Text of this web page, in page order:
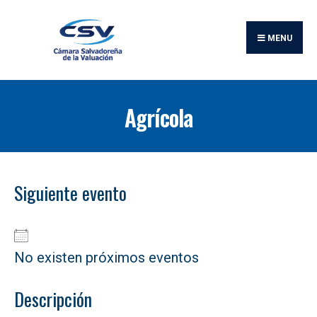
MENU
Agrícola
Siguiente evento
No existen próximos eventos
Descripción